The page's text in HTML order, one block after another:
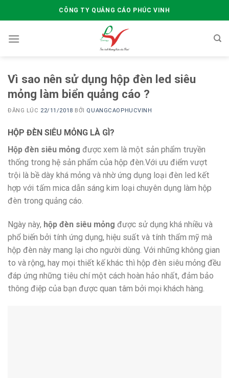
to
CÔNG TY QUẢNG CÁO PHÚC VINH
Vì sao nên sử dụng hộp đèn led siêu
mỏng làm biển quảng cáo ?
ĐĂNG LÚC 22/11/2018 BỞI QUANGCAOPHUCVINH
HỘP ĐÈN SIÊU MỎNG LÀ GÌ?
Hộp đèn siêu mỏng được xem là một sản phẩm truyền
thống trong hệ sản phẩm của hộp đèn.Với ưu điểm vượt
trội là bề dày khá mỏng và nhờ ứng dụng loại đèn led kết
hợp với tấm mica dẫn sáng kim loại chuyên dụng làm hộp
đèn trong quảng cáo.
Ngày này, hộp đèn siêu mỏng được sử dụng khá nhiều và
phổ biến bởi tính ứng dụng, hiệu suất và tính thẩm mỹ mà
hộp đèn này mang lại cho người dùng. Với những không gian
to và rộng, hay mọi thiết kế khác thì hộp đèn siêu mỏng đều
đáp ứng những tiêu chí một cách hoàn hảo nhất, đảm bảo
thông điệp của bạn được quan tâm bởi mọi khách hàng.